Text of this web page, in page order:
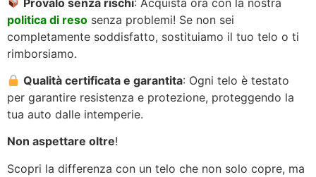
politica di reso senza problemi! Se non sei
completamente soddisfatto, sostituiamo il tuo telo o ti
rimborsiamo.
Qualità certificata e garantita: Ogni telo è testato
per garantire resistenza e protezione, proteggendo la
tua auto dalle intemperie.
Non aspettare oltre!
Scopri la differenza con un telo che non solo copre, ma